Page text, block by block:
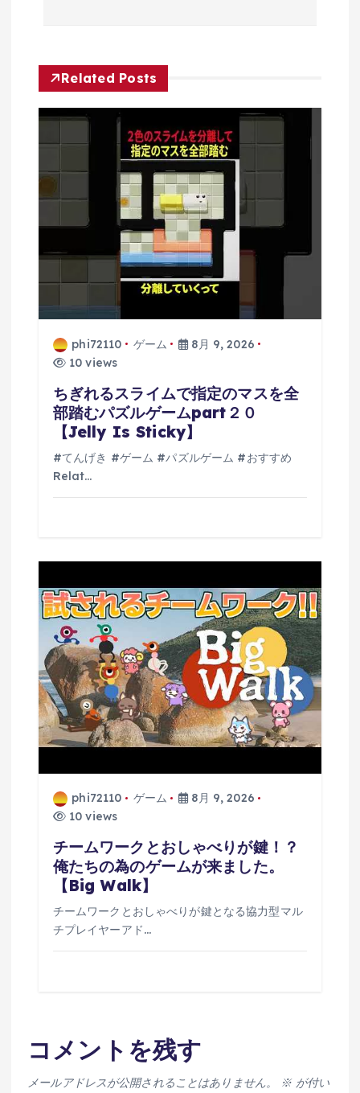
シ
ョ
ン
Related Posts
phi72110 ゲーム
8月 9, 2026
10 views
ちぎれるスライムで指定のマスを全
部踏むパズルゲームpart２０
【Jelly Is Sticky】
#てんげき #ゲーム #パズルゲーム #おすすめ
Relat…
phi72110 ゲーム
8月 9, 2026
10 views
チームワークとおしゃべりが鍵！？
俺たちの為のゲームが来ました。
【Big Walk】
チームワークとおしゃべりが鍵となる協力型マル
チプレイヤーアド…
コメントを残す
メールアドレスが公開されることはありません。 ※が付い